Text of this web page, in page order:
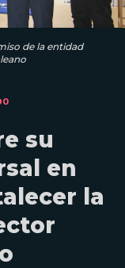
de la entidad
su
en
la